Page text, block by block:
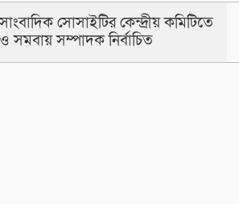
সোসাইটির কেন্দ্রীয় কমিটিতে
সমবায় সম্পাদক নির্বাচিত